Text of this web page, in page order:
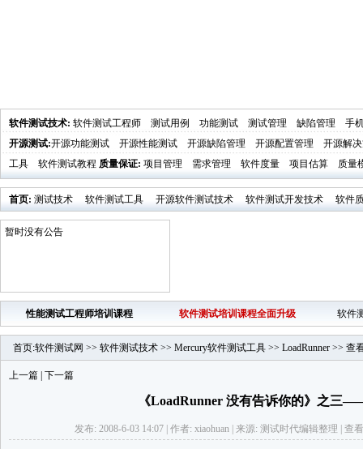
软件测试技术: 软件测试工程师 测试用例 功能测试 测试管理 缺陷管理
手
开源测试:开源功能测试 开源性能测试 开源缺陷管理 开源配置管理
开源解
工具
软件测试教程 质量保证: 项目管理 需求管理 软件度量 项目估算 质量
首页: 测试技术 软件测试工具 开源软件测试技术 软件测试开发技术
软件
业界新闻
软件测试时代活动发布
暂时没有公告
性能测试工程师培训课程 软件测试培训课程全面升级 软件
首页:软件测试网 >> 软件测试技术 >> Mercury软件测试工具 >> LoadRunner >> 查
上一篇 下一篇
《LoadRunner 没有告诉你的》之三
发布: 2008-6-03 14:07 | 作者: xiaohuan | 来源: 测试时代编辑整理 | 查